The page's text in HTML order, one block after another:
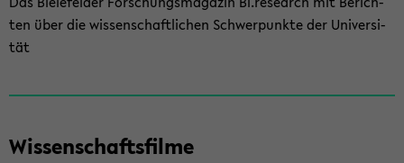
ten über die wis­sen­schaft­li­chen Schwer­punk­te der Uni­ver­si­
tät
Wis­sen­schafts­fil­me